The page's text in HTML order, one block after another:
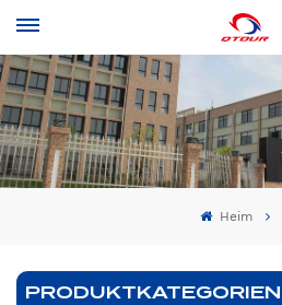
Heim
PRODUKTKATEGORIEN